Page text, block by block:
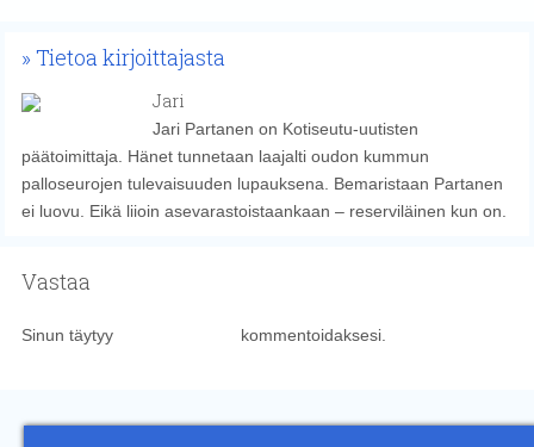
Tietoa kirjoittajasta
Jari
Jari Partanen on Kotiseutu-uutisten
päätoimittaja. Hänet tunnetaan laajalti oudon kummun
palloseurojen tulevaisuuden lupauksena. Bemaristaan Partanen
ei luovu. Eikä liioin asevarastoistaankaan – reserviläinen kun on.
Vastaa
Sinun täytyy kommentoidaksesi.